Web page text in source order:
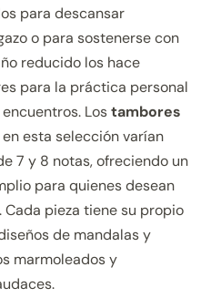
para descansar
o para sostenerse con
reducido los hace
para la práctica personal
Lostambores
en esta selección varían
7 y 8 notas, ofreciendo un
para quienes desean
pieza tiene su propio
de mandalas y
marmoleados y